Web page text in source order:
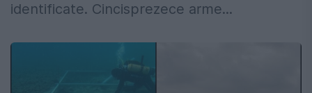
identificate. Cincisprezece arme...